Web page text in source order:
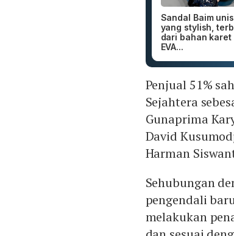
Sandal Baim
yang stylish,
dari bahan karet
EVA...
Penjual 51%
Sejahtera
Gunaprima
David
Harman
Sehubungan
pengendali
melakukan